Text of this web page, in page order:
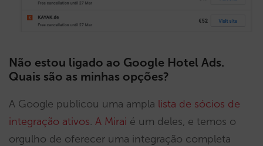
Não estou ligado ao Google Hotel Ads.
Quais são as minhas opções?
A Google publicou uma ampla lista de sócios de
integração ativos. A Mirai é um deles, e temos o
orgulho de oferecer uma integração completa